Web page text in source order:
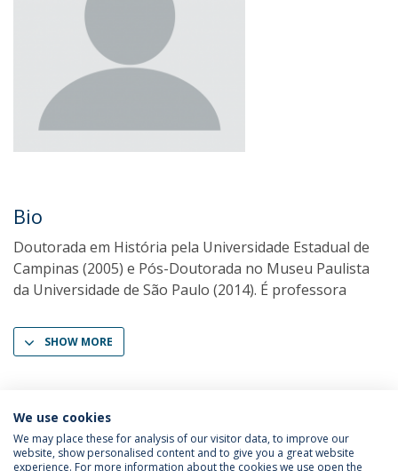
Bio
Doutorada em História pela Universidade Estadual de
Campinas (2005) e Pós-Doutorada no Museu Paulista
da Universidade de São Paulo (2014). É professora
SHOW MORE
We use cookies
We may place these for analysis of our visitor data, to improve our
website, show personalised content and to give you a great website
experience. For more information about the cookies we use open the